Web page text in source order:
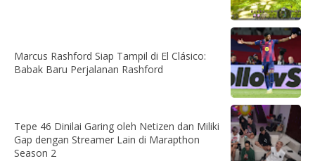
Marcus Rashford Siap Tampil di El Clásico:
Babak Baru Perjalanan Rashford
Tepe 46 Dinilai Garing oleh Netizen dan Miliki
Gap dengan Streamer Lain di Marapthon
Season 2